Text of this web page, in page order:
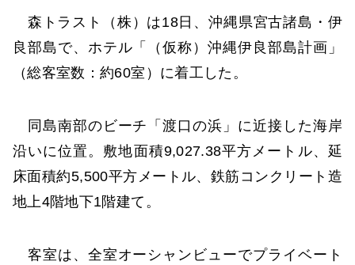
森トラスト（株）は18日、沖縄県宮古諸島・伊
良部島で、ホテル「（仮称）沖縄伊良部島計画」
（総客室数：約60室）に着工した。
同島南部のビーチ「渡口の浜」に近接した海岸
沿いに位置。敷地面積9,027.38平方メートル、延
床面積約5,500平方メートル、鉄筋コンクリート造
地上4階地下1階建て。
客室は、全室オーシャンビューでプライベート